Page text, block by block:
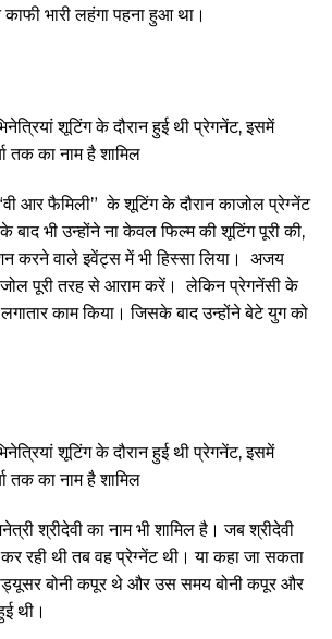
काफी भारी लहंगा पहना हुआ था।
आर फैमिली” के शूटिंग के दौरान काजोल प्रेग्नेंट
बाद भी उन्होंने ना केवल फिल्म की शूटिंग पूरी की,
करने वाले इवेंट्स में भी हिस्सा लिया। अजय
पूरी तरह से आराम करें। लेकिन प्रेगनेंसी के
काम किया। जिसके बाद उन्होंने बेटे युग को
श्रीदेवी का नाम भी शामिल है। जब श्रीदेवी
रही थी तब वह प्रेग्नेंट थी। या कहा जा सकता
बोनी कपूर थे और उस समय बोनी कपूर और
थी।